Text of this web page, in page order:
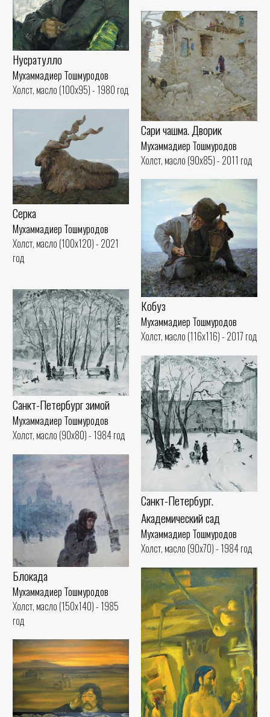
Нусратулло
Мухаммадиер Тошмуродов
Холст, масло (100x95) - 1980 год
Сари чашма. Дворик
Мухаммадиер Тошмуродов
Холст, масло (90x85) - 2011 год
Серка
Мухаммадиер Тошмуродов
Холст, масло (100x120) - 2021
год
Кобуз
Мухаммадиер Тошмуродов
Холст, масло (116x116) - 2017 год
Санкт-Петербург зимой
Мухаммадиер Тошмуродов
Холст, масло (90x80) - 1984 год
Санкт-Петербург.
Академический сад
Мухаммадиер Тошмуродов
Холст, масло (90x70) - 1984 год
Блокада
Мухаммадиер Тошмуродов
Холст, масло (150x140) - 1985
год